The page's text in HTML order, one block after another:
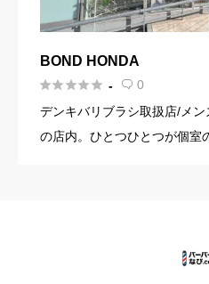
BOND HONDA
 -  0
デンキバリブラシ取扱店/メ
の店内。ひとつひとつが個室